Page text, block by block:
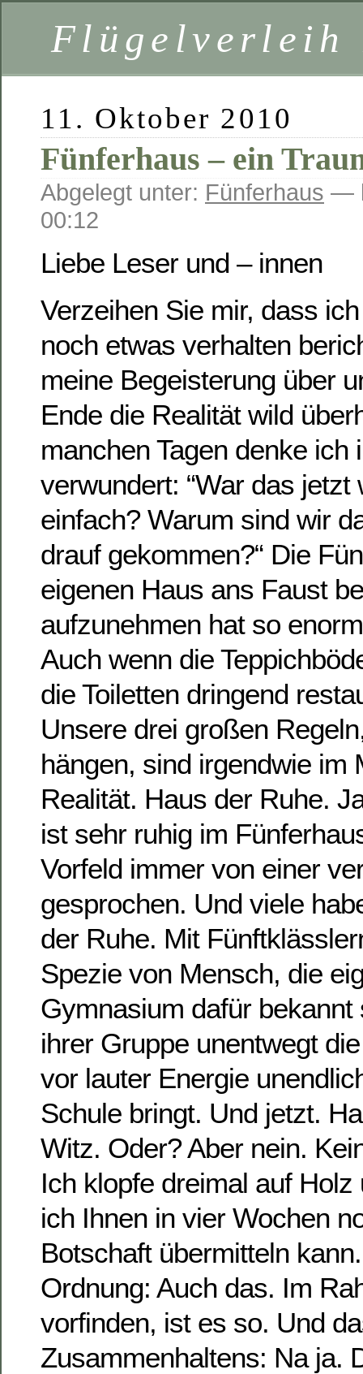
Flügelverleih
11. Oktober 2010
Fünferhaus – ein
Abgelegt unter: Fünferhaus —
00:12
Liebe Leser und – innen
Verzeihen Sie mir, dass
noch etwas verhalten
meine Begeisterung über
Ende die Realität wild
manchen Tagen denke ich
verwundert: “War das jetzt
einfach? Warum sind wir
drauf gekommen?“ Die
eigenen Haus ans Faust
aufzunehmen hat so
Auch wenn die
die Toiletten dringend
Unsere drei großen
hängen, sind irgendwie im
Realität. Haus der Ruhe.
ist sehr ruhig im
Vorfeld immer von einer
gesprochen. Und viele
der Ruhe. Mit
Spezie von Mensch, die
Gymnasium dafür bekannt
ihrer Gruppe unentwegt
vor lauter Energie
Schule bringt. Und jetzt.
Witz. Oder? Aber nein.
Ich klopfe dreimal auf Holz
ich Ihnen in vier Wochen
Botschaft übermitteln
Ordnung: Auch das. Im
vorfinden, ist es so. Und
Zusammenhaltens: Na ja.